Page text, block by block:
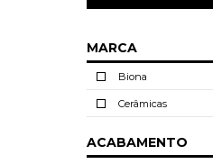
MARCA
Biona
Cerâmicas
ACABAMENTO